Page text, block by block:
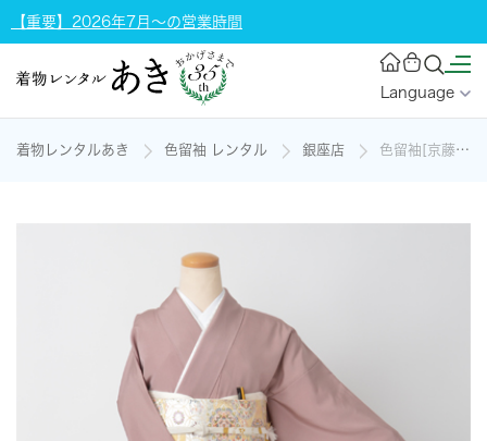
【重要】2026年7月～の営業時間
Language
着物レンタルあき 色留袖 レンタル 銀座店 色留袖[京藤色/源氏物語]の着物レンタル